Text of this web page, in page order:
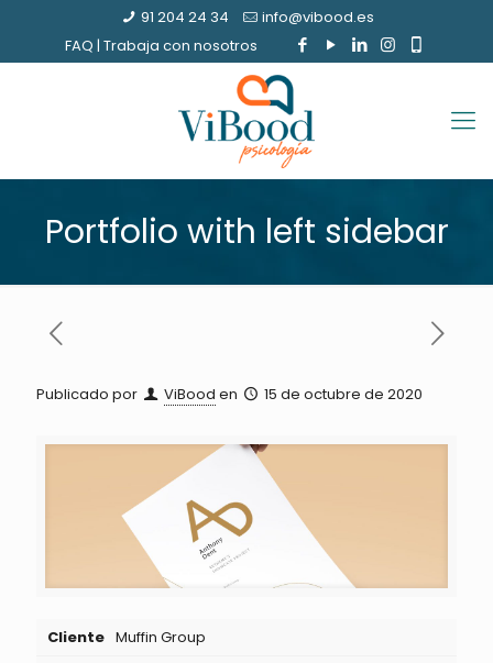
91 204 24 34
info@vibood.es
FAQ | Trabaja con nosotros
Portfolio with left sidebar
Publicado por ViBood en 15 de octubre de 2020
Cliente Muffin Group